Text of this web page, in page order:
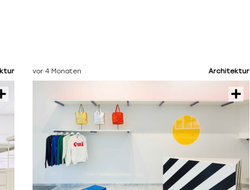
vor 4 Monaten Architektur